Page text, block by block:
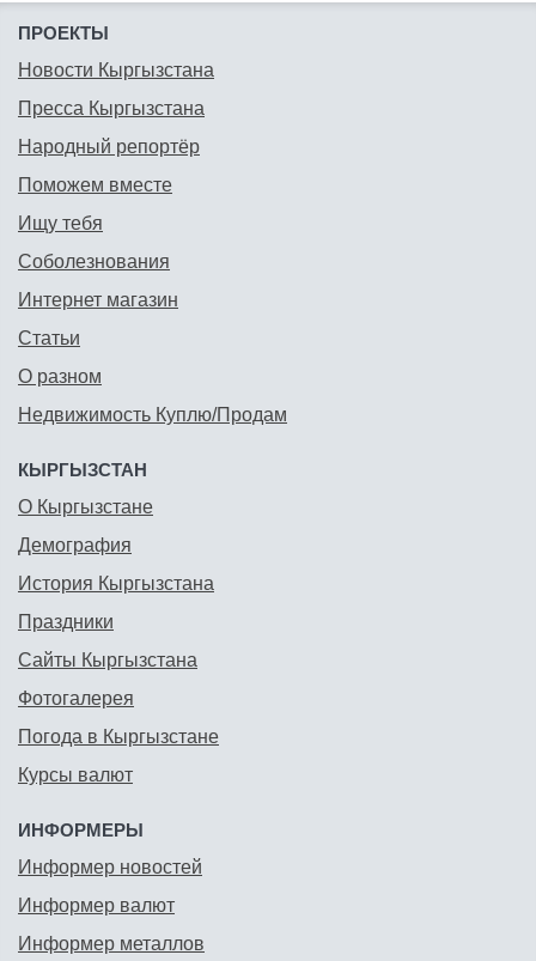
ПРОЕКТЫ
Новости Кыргызстана
Пресса Кыргызстана
Народный репортёр
Поможем вместе
Ищу тебя
Соболезнования
Интернет магазин
Статьи
О разном
Недвижимость Куплю/Продам
КЫРГЫЗСТАН
О Кыргызстане
Демография
История Кыргызстана
Праздники
Сайты Кыргызстана
Фотогалерея
Погода в Кыргызстане
Курсы валют
ИНФОРМЕРЫ
Информер новостей
Информер валют
Информер металлов